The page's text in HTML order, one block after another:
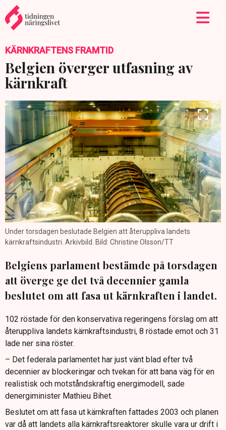
KÄRNKRAFTENS FRAMTID
Belgien överger utfasning av
kärnkraft
Under torsdagen beslutade Belgien att återuppliva landets
kärnkraftsindustri. Arkivbild. Bild: Christine Olsson/TT
Belgiens parlament bestämde på torsdagen
att överge ge det två decennier gamla
beslutet om att fasa ut kärnkraften i landet.
102 röstade för den konservativa regeringens förslag om att
återuppliva landets kärnkraftsindustri, 8 röstade emot och 31
lade ner sina röster.
– Det federala parlamentet har just vänt blad efter två
decennier av blockeringar och tvekan för att bana väg för en
realistisk och motståndskraftig energimodell, sade
denergiminister Mathieu Bihet.
Beslutet om att fasa ut kärnkraften fattades 2003 och planen
var då att landets alla kärnkraftsreaktorer skulle vara ur drift i